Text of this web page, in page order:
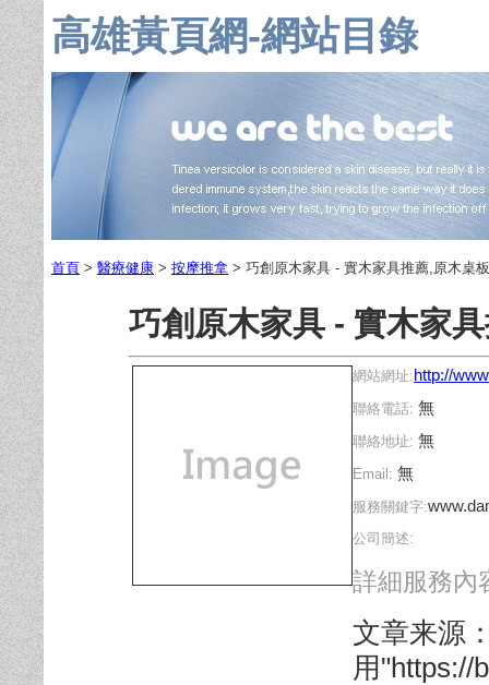
高雄黃頁網-網站目錄
首頁 > 醫療健康 > 按摩推拿 > 巧創原木家具 - 實木家具推薦,原木桌
巧創原木家具 - 實木家
網站網址:http://
聯絡電話: 無
聯絡地址: 無
Email: 無
服務關鍵字:
公司簡述:
詳細服務內
文章来源
用"https://